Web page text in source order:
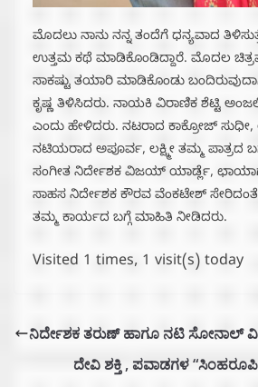
ಮೊದಲು ನಾನು ನನ್ನ ತಂದೆಗೆ ಧನ್ಯವಾದ
ಉತ್ತಮ ಕಥೆ ಮಾಡಿಕೊಂಡಿದ್ದಾರೆ. ಮೊದಲ
ಸಾಕಷ್ಟು ತಯಾರಿ ಮಾಡಿಕೊಂಡು
ಕೃಷ್ಣ ತಿಳಿಸಿದರು. ನಾಯಕಿ ವಿರಾಣಿಕ ಶೆಟ್ಟಿ
ಎಂದು ಹೇಳಿದರು. ನಟರಾದ ಕಾಕ್ರೋಜ್
ನಟಿಯರಾದ ಅಪೂರ್ವ, ಲಕ್ಷ್ಮೀ ತಮ್ಮ ಪಾತ್ರದ
ಸಂಗೀತ ನಿರ್ದೇಶಕ ವಿಜಯ್ ಯಾರ್ಡ್ಲೆ,
ಸಾಹಸ ನಿರ್ದೇಶಕ ಕೌರವ ವೆಂಕಟೇಶ್ ಸೇರಿದಂತೆ
ತಮ್ಮ ಕಾರ್ಯದ ಬಗ್ಗೆ ಮಾಹಿತಿ ನೀಡಿದರು.
Visited 1 times, 1 visit(s) today
ನಿರ್ದೇಶಕ ತರುಣ್ ಹಾಗೂ ನಟಿ ಸೋನಾಲ್
ದೇವಿ ಶಕ್ತಿ , ಪವಾಡಗಳ